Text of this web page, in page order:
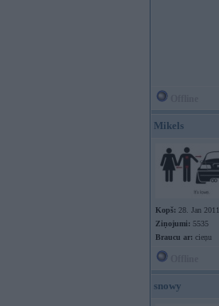
Mikels
Kopš: 28. Jan 2011
Ziņojumi: 5535
Braucu ar: cieņu
snowy